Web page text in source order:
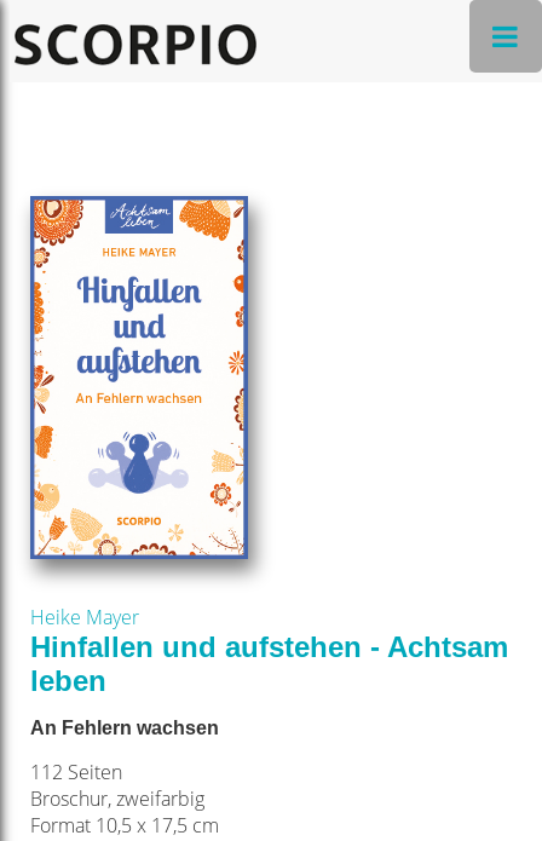
Heike Mayer
Hinfallen und aufstehen - Achtsam
leben
An Fehlern wachsen
112 Seiten
Broschur, zweifarbig
Format 10,5 x 17,5 cm